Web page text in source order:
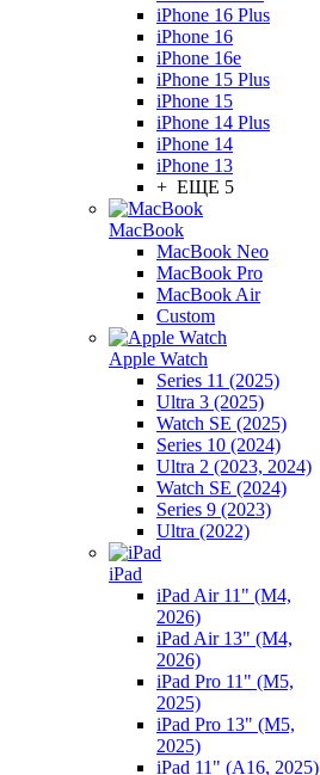
iPhone 16 Plus
iPhone 16
iPhone 16e
iPhone 15 Plus
iPhone 15
iPhone 14 Plus
iPhone 14
iPhone 13
+ ЕЩЕ 5
MacBook
MacBook Neo
MacBook Pro
MacBook Air
Custom
Apple Watch
Series 11 (2025)
Ultra 3 (2025)
Watch SE (2025)
Series 10 (2024)
Ultra 2 (2023, 2024)
Watch SE (2024)
Series 9 (2023)
Ultra (2022)
iPad
iPad Air 11" (M4,
2026)
iPad Air 13" (M4,
2026)
iPad Pro 11" (M5,
2025)
iPad Pro 13" (M5,
2025)
iPad 11" (A16, 2025)